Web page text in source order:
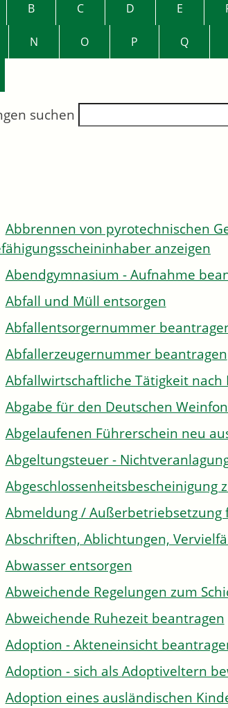
B C D E
N O P Q
suchen
Abbrennen von pyrotechnischen
anzeigen
Abendgymnasium - Aufnahme
Abfall und Müll entsorgen
Abfallentsorgernummer
Abfallerzeugernummer beantragen
Abfallwirtschaftliche Tätigkeit
Abgabe für den Deutschen
Abgelaufenen Führerschein neu
Abgeltungsteuer -
Abgeschlossenheitsbescheinigung
Abmeldung / Außerbetriebsetzung
Abschriften, Ablichtungen,
Abwasser entsorgen
Abweichende Regelungen zum
Abweichende Ruhezeit beantragen
Adoption - Akteneinsicht
Adoption - sich als Adoptiveltern
Adoption eines ausländischen